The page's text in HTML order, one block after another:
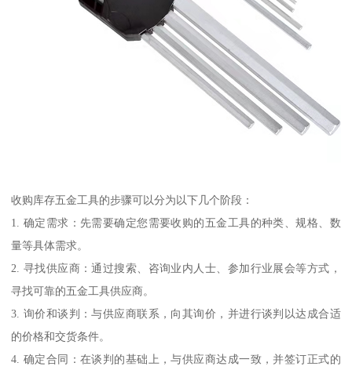
收购库存五金工具的步骤可以分为以下几个阶段：
1. 确定需求：先需要确定您需要收购的五金工具的种类、规格、数
量等具体需求。
2. 寻找供应商：通过搜索、咨询业内人士、参加行业展会等方式，
寻找可靠的五金工具供应商。
3. 询价和谈判：与供应商联系，向其询价，并进行谈判以达成合适
的价格和交货条件。
4. 确定合同：在谈判的基础上，与供应商达成一致，并签订正式的